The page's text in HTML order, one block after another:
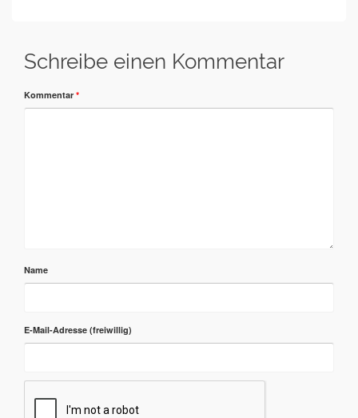
Schreibe einen Kommentar
Kommentar *
Name
E-Mail-Adresse